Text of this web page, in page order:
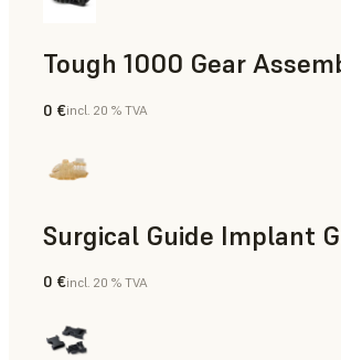
Tough 1000 Gear
Ingénierie
0 €incl. 20 % TVA
Dentaire
0 €incl. 20 % TVA